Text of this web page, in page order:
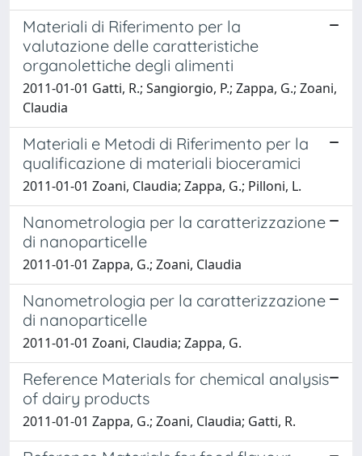
Materiali di Riferimento per la
valutazione delle caratteristiche
organolettiche degli alimenti
2011-01-01 Gatti, R.; Sangiorgio, P.; Zappa, G.; Zoani,
Claudia
Materiali e Metodi di Riferimento per la
qualificazione di materiali bioceramici
2011-01-01 Zoani, Claudia; Zappa, G.; Pilloni, L.
Nanometrologia per la caratterizzazione
di nanoparticelle
2011-01-01 Zappa, G.; Zoani, Claudia
Nanometrologia per la caratterizzazione
di nanoparticelle
2011-01-01 Zoani, Claudia; Zappa, G.
Reference Materials for chemical analysis
of dairy products
2011-01-01 Zappa, G.; Zoani, Claudia; Gatti, R.